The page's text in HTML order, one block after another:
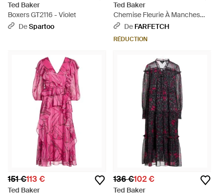
Ted Baker
Boxers GT2116 - Violet
DeSpartoo
Ted Baker
Chemise Fleurie À Manches
Longues - Noir
De FARFETCH
RÉDUCTION
151 €113 €
Ted Baker
136 €102 €
Ted Baker